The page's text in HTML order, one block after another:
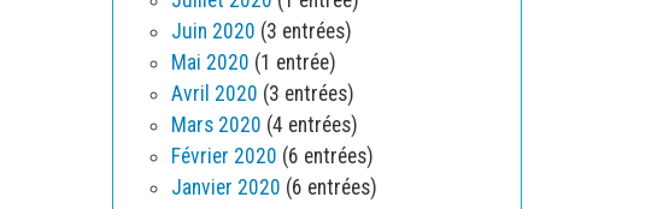
Juin 2020 (3 entrées)
Mai 2020 (1 entrée)
Avril 2020 (3 entrées)
Mars 2020 (4 entrées)
Février 2020 (6 entrées)
Janvier 2020 (6 entrées)